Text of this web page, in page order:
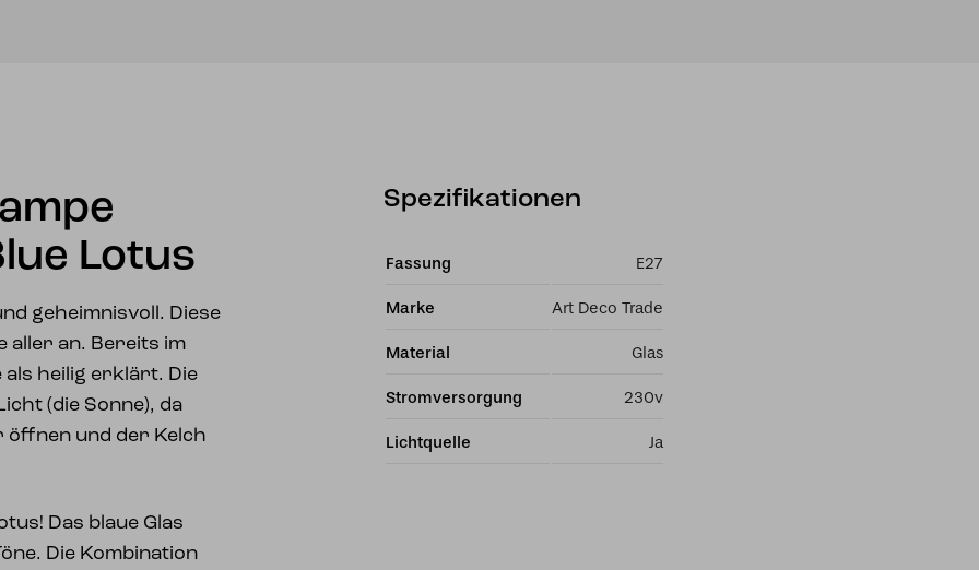
Lotus
geheimnisvoll. Diese
aller an. Bereits im
als heilig erklärt. Die
(die Sonne), da
und der Kelch
Das blaue Glas
Die Kombination
Spezifikationen
Fassung E27
Marke Art Deco Trade
Material Glas
Stromversorgung 230v
Lichtquelle Ja